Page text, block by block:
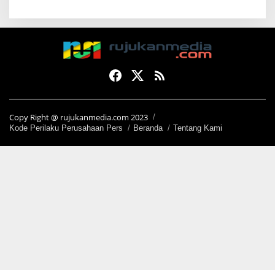
Copy Right @ rujukanmedia.com 2023
Kode Perilaku Perusahaan Pers Beranda Tentang Kami